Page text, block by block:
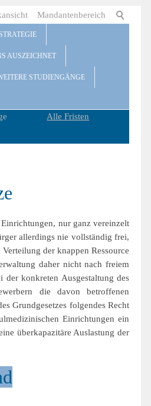
Mandantenbereich
STRATEGIE
AUSZEICHNET
STUDIENGÄNGE
Alle Fristen
nur ganz vereinzelt
allerdings nie vollständig frei,
der knappen Ressource
daher nicht nach freiem
der konkreten Ausgestaltung des
die davon betroffenen
Grundgesetzes folgendes Recht
Einrichtungen ein
überkapazitäre Auslastung der